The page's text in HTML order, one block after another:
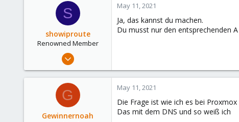
S
showiproute
Renowned Member
Mar 11, 2020
49
Austria
May 11, 2021
Ja, das kannst du machen.
Du musst nur den entsprechenden
G
Gewinnernoah
May 11, 2021
Die Frage ist wie ich es bei
Das mit dem DNS und so weiß ich